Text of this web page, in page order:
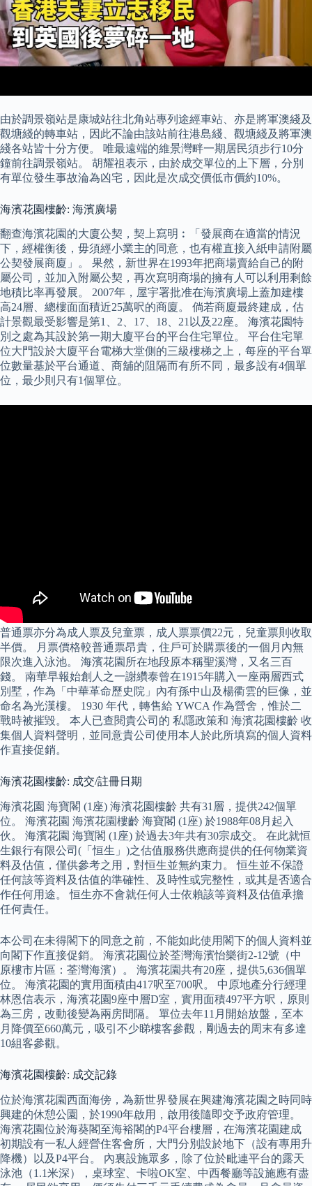
由於調景嶺站是康城站往北角站專列途經車站、亦是將軍澳綫及
觀塘綫的轉車站，因此不論由該站前往港島綫、觀塘綫及將軍澳
綫各站皆十分方便。 唯最遠端的維景灣畔一期居民須步行10分
鐘前往調景嶺站。 胡耀祖表示，由於成交單位的上下層，分別
有單位發生事故淪為凶宅，因此是次成交價低市價約10%。
海濱花園樓齡: 海濱廣場
翻查海濱花園的大廈公契，契上寫明︰「發展商在適當的情況
下，經權衡後，毋須經小業主的同意，也有權直接入紙申請附屬
公契發展商廈」。 果然，新世界在1993年把商場賣給自己的附
屬公司，並加入附屬公契，再次寫明商場的擁有人可以利用剩餘
地積比率再發展。 2007年，屋宇署批准在海濱廣場上蓋加建樓
高24層、總樓面面積近25萬呎的商廈。 倘若商廈最終建成，估
計景觀最受影響是第1、2、17、18、21以及22座。 海濱花園特
別之處為其設於第一期大廈平台的平台住宅單位。 平台住宅單
位大門設於大廈平台電梯大堂側的三級樓梯之上，每座的平台單
位數量基於平台通道、商舖的阻隔而有所不同，最多設有4個單
位，最少則只有1個單位。
普通票亦分為成人票及兒童票，成人票票價22元，兒童票則收取
半價。 月票價格較普通票昂貴，住戶可於購票後的一個月內無
限次進入泳池。 海濱花園所在地段原本稱聖溪灣，又名三百
錢。 南華早報始創人之一謝纘泰曾在1915年購入一座兩層西式
別墅，作為「中華革命歷史院」內有孫中山及楊衢雲的巨像，並
命名為光漢樓。 1930 年代，轉售給 YWCA 作為營舍，惟於二
戰時被摧毀。 本人已查閱貴公司的 私隱政策和 海濱花園樓齡 收
集個人資料聲明，並同意貴公司使用本人於此所填寫的個人資料
作直接促銷。
海濱花園樓齡: 成交/註冊日期
海濱花園 海寶閣 (1座) 海濱花園樓齡 共有31層，提供242個單
位。 海濱花園 海濱花園樓齡 海寶閣 (1座) 於1988年08月起入
伙。 海濱花園 海寶閣 (1座) 於過去3年共有30宗成交。 在此就恒
生銀行有限公司(「恒生」)之估值服務供應商提供的任何物業資
料及估值，僅供參考之用，對恒生並無約束力。 恒生並不保證
任何該等資料及估值的準確性、及時性或完整性，或其是否適合
作任何用途。 恒生亦不會就任何人士依賴該等資料及估值承擔
任何責任。
本公司在未得閣下的同意之前，不能如此使用閣下的個人資料並
向閣下作直接促銷。 海濱花園位於荃灣海濱怡樂街2-12號（中
原樓市片區：荃灣海濱）。 海濱花園共有20座，提供5,636個單
位。 海濱花園的實用面積由417呎至700呎。 中原地產分行經理
林恩信表示，海濱花園9座中層D室，實用面積497平方呎，原則
為三房，改動後變為兩房間隔。 單位去年11月開始放盤，至本
月降價至660萬元，吸引不少睇樓客參觀，剛過去的周末有多達
10組客參觀。
海濱花園樓齡: 成交記錄
位於海濱花園西面海傍，為新世界發展在興建海濱花園之時同時
興建的休憩公園，於1990年啟用，啟用後隨即交予政府管理。
海濱花園位於海葵閣至海裕閣的P4平台樓層，在海濱花園建成
初期設有一私人經營住客會所，大門分別設於地下（設有專用升
降機）以及P4平台。 內裏設施眾多，除了位於毗連平台的露天
泳池（1.1米深），桌球室、卡啦OK室、中西餐廳等設施應有盡